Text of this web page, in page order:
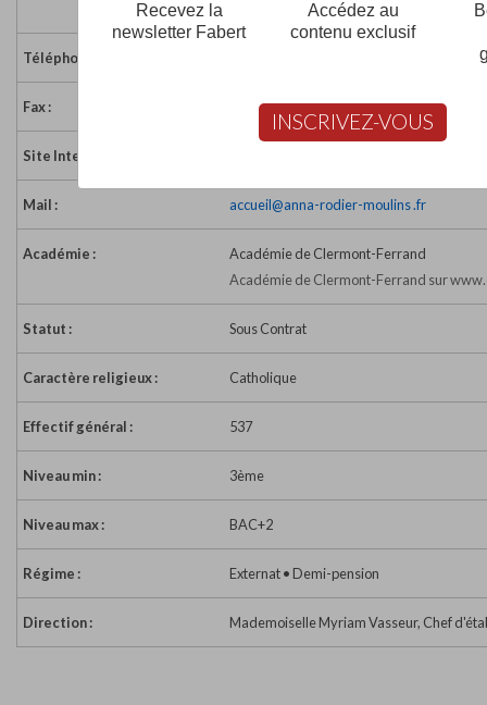
Téléphone :
Fax : 04 70 20 38 50
Site Internet :
Mail : accueil@anna-rodier-moulins .fr
Académie :
Académie de Clermont-Ferrand
Académie de Clermont-Ferrand sur
Statut : Sous Contrat
Caractère religieux : Catholique
Effectif général : 537
Niveau min : 3ème
Niveau max : BAC+2
Régime : Externat • Demi-pension
Direction : Mademoiselle Myriam Vasseur, Chef
Recevez la
newsletter Fabert
Accédez au
contenu exclusif
INSCRIVEZ-VOUS